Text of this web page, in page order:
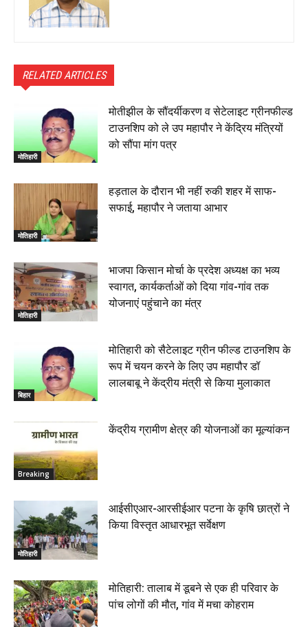
RELATED ARTICLES
मोतिहारी
मोतीझील के सौंदर्यीकरण व सेटेलाइट ग्रीनफील्ड
टाउनशिप को ले उप महापौर ने केंद्रिय मंत्रियों
को सौंपा मांग पत्र
मोतिहारी
हड़ताल के दौरान भी नहीं रुकी शहर में साफ-
सफाई, महापौर ने जताया आभार
मोतिहारी
भाजपा किसान मोर्चा के प्रदेश अध्यक्ष का भव्य
स्वागत, कार्यकर्ताओं को दिया गांव-गांव तक
योजनाएं पहुंचाने का मंत्र
बिहार
मोतिहारी को सैटेलाइट ग्रीन फील्ड टाउनशिप के
रूप में चयन करने के लिए उप महापौर डॉ
लालबाबू ने केंद्रीय मंत्री से किया मुलाकात
Breaking
केंद्रीय ग्रामीण क्षेत्र की योजनाओं का मूल्यांकन
मोतिहारी
आईसीएआर-आरसीईआर पटना के कृषि छात्रों ने
किया विस्तृत आधारभूत सर्वेक्षण
मोतिहारी: तालाब में डूबने से एक ही परिवार के
पांच लोगों की मौत, गांव में मचा कोहराम